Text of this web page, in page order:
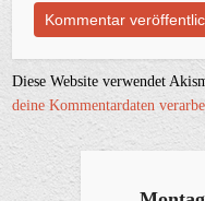
Diese Website verwendet
deine Kommentardaten